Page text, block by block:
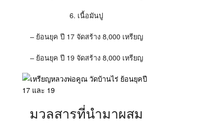
6. เนื้อมันปู
– ย้อนยุค ปี 17 จัดสร้าง 8,000 เหรียญ
– ย้อนยุค ปี 19 จัดสร้าง 8,000 เหรียญ
มวลสารที่นำมาผสม